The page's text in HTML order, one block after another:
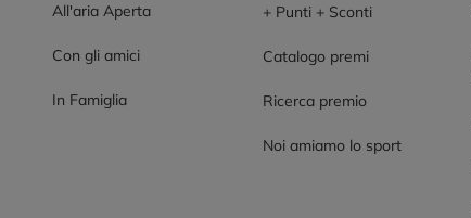
All'aria Aperta
Con gli amici
In Famiglia
+ Punti + Sconti
Catalogo premi
Ricerca premio
Noi amiamo lo sport